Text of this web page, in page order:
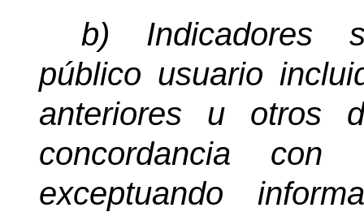
b) Indicadores
público usuario
anteriores u otros
concordancia
exceptuando